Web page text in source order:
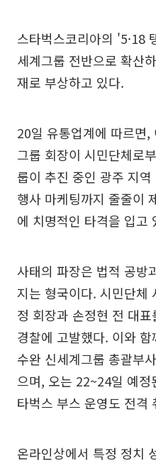
스타벅스코리아의 '5·18
세계그룹 전반으로 확산
재로 부상하고 있다.
20일 유통업계에 따르면,
그룹 회장이 시민단체로
룹이 추진 중인 광주 지
행사 마케팅까지 줄줄이
에 치명적인 타격을 입고
사태의 파장은 법적 공방
지는 형국이다. 시민단체
정 회장과 손정현 전 대
경찰에 고발했다. 이와
수완 신세계그룹 총괄부
으며, 오는 22~24일 예
타벅스 부스 운영도 전격
온라인상에서 특정 정치